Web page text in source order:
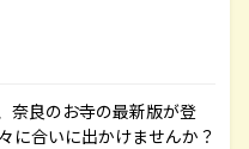
奈良のお寺の最新版が登
に合いに出かけませんか？